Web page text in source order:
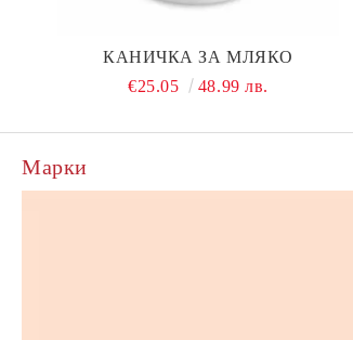
КАНИЧКА ЗА МЛЯКО
€25.05
48.99 лв.
Марки